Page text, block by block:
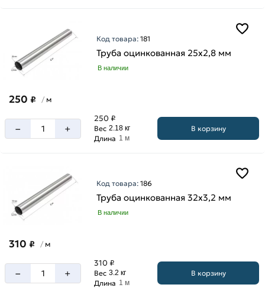
Код товара:181
Труба оцинкованная 25х2,8 мм
В наличии
250 ₽ / м
– +
250 ₽
Вес 2.18 кг
Длина 1 м
В корзину
Код товара:186
Труба оцинкованная 32х3,2 мм
В наличии
310 ₽ / м
– +
310 ₽
Вес 3.2 кг
Длина 1 м
В корзину